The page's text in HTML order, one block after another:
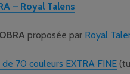
– Royal Talens
proposée par Royal
70 couleurs EXTRA FINE